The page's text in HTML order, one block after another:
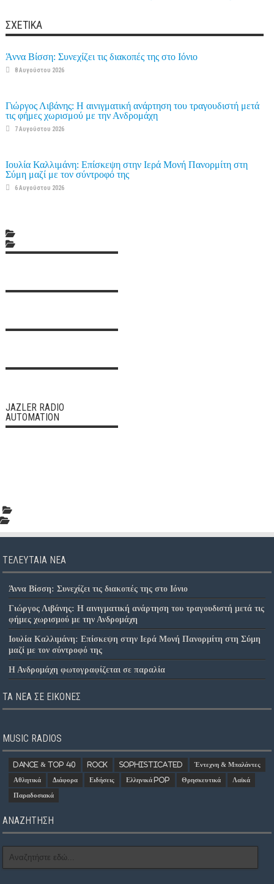
ΣΧΕΤΙΚΆ
Άννα Βίσση: Συνεχίζει τις διακοπές της στο Ιόνιο
8 Αυγούστου 2026
Γιώργος Λιβάνης: Η αινιγματική ανάρτηση του τραγουδιστή μετά
τις φήμες χωρισμού με την Ανδρομάχη
7 Αυγούστου 2026
Ιουλία Καλλιμάνη: Επίσκεψη στην Ιερά Μονή Πανορμίτη στη
Σύμη μαζί με τον σύντροφό της
6 Αυγούστου 2026
JAZLER RADIO
AUTOMATION
ΤΕΛΕΥΤΑΊΑ ΝΈΑ
Άννα Βίσση: Συνεχίζει τις διακοπές της στο Ιόνιο
Γιώργος Λιβάνης: Η αινιγματική ανάρτηση του τραγουδιστή μετά τις
φήμες χωρισμού με την Ανδρομάχη
Ιουλία Καλλιμάνη: Επίσκεψη στην Ιερά Μονή Πανορμίτη στη Σύμη
μαζί με τον σύντροφό της
Η Ανδρομάχη φωτογραφίζεται σε παραλία
ΤΑ ΝΈΑ ΣΕ ΕΙΚΌΝΕΣ
MUSIC RADIOS
Dance & Top 40 Rock Sophisticated Έντεχνη & Μπαλάντες
Αθλητικά Διάφορα Ειδήσεις Ελληνικά Pop Θρησκευτικά Λαϊκά
Παραδοσιακά
ΑΝΑΖΗΤΗΣΗ